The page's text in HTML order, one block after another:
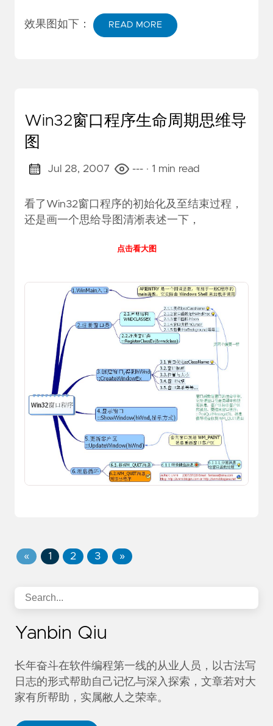
效果图如下： READ MORE
Win32窗口程序生命周期思维导
图
Jul 28, 2007 --- · 1 min read
看了Win32窗口程序的初始化及至结束过程，
还是画一个思给导图清淅表述一下，
点击看大图
« 1 2 3 »
Yanbin Qiu
长年奋斗在软件编程第一线的从业人员，以古法写
日志的形式帮助自己记忆与深入探索，文章若对大
家有所帮助，实属敝人之荣幸。